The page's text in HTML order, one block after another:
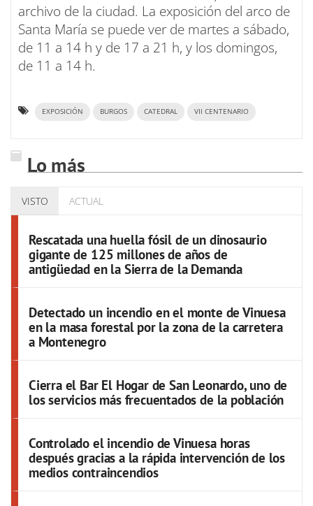
archivo de la ciudad. La exposición del arco de
Santa María se puede ver de martes a sábado,
de 11 a 14 h y de 17 a 21 h, y los domingos,
de 11 a 14 h.
EXPOSICIÓN BURGOS CATEDRAL VII CENTENARIO
Lo más
VISTO ACTUAL
Rescatada una huella fósil de un dinosaurio
gigante de 125 millones de años de
antigüedad en la Sierra de la Demanda
Detectado un incendio en el monte de Vinuesa
en la masa forestal por la zona de la carretera
a Montenegro
Cierra el Bar El Hogar de San Leonardo, uno de
los servicios más frecuentados de la población
Controlado el incendio de Vinuesa horas
después gracias a la rápida intervención de los
medios contraincendios